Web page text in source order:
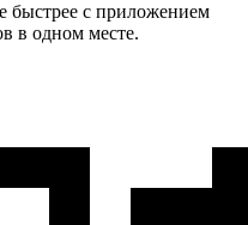
быстрее с приложением
в одном месте.